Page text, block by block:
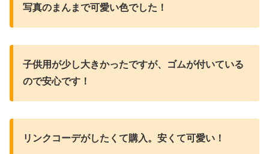
写真のまんまで可愛い色でした！
子供用が少し大きかったですが、ゴムが付いている
ので安心です！
リンクコーデがしたくて購入。安くて可愛い！